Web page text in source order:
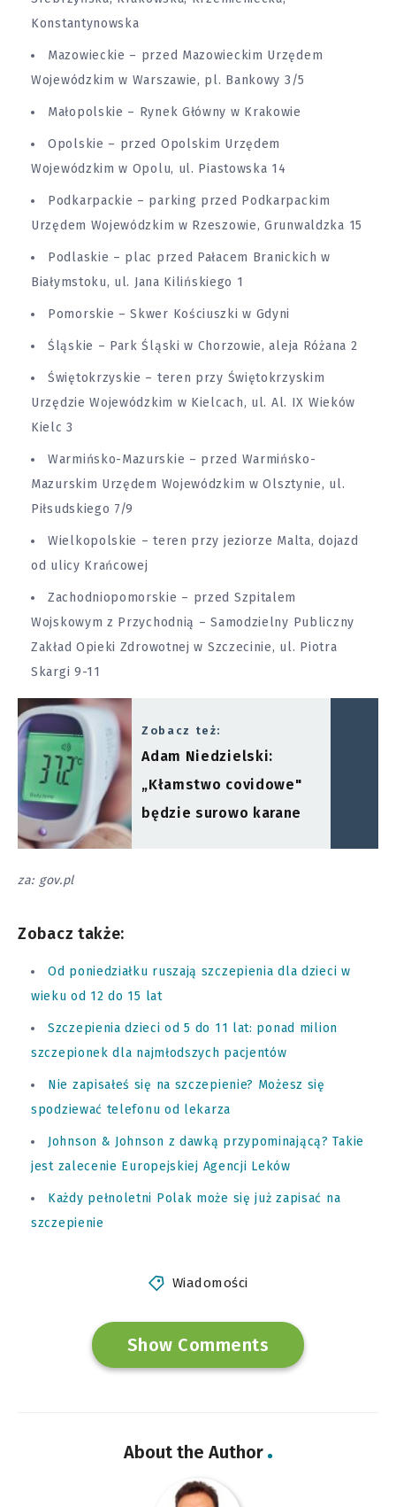
Konstantynowska
Mazowieckie – przed Mazowieckim Urzędem
Wojewódzkim w Warszawie, pl. Bankowy 3/5
Małopolskie – Rynek Główny w Krakowie
Opolskie – przed Opolskim Urzędem
Wojewódzkim w Opolu, ul. Piastowska 14
Podkarpackie – parking przed Podkarpackim
Urzędem Wojewódzkim w Rzeszowie, Grunwaldzka 15
Podlaskie – plac przed Pałacem Branickich w
Białymstoku, ul. Jana Kilińskiego 1
Pomorskie – Skwer Kościuszki w Gdyni
Śląskie – Park Śląski w Chorzowie, aleja Różana 2
Świętokrzyskie – teren przy Świętokrzyskim
Urzędzie Wojewódzkim w Kielcach, ul. Al. IX Wieków
Kielc 3
Warmińsko-Mazurskie – przed Warmińsko-
Mazurskim Urzędem Wojewódzkim w Olsztynie, ul.
Piłsudskiego 7/9
Wielkopolskie – teren przy jeziorze Malta, dojazd
od ulicy Krańcowej
Zachodniopomorskie – przed Szpitalem
Wojskowym z Przychodnią – Samodzielny Publiczny
Zakład Opieki Zdrowotnej w Szczecinie, ul. Piotra
Skargi 9-11
Zobacz też:
Adam Niedzielski:
„Kłamstwo covidowe"
będzie surowo karane
za: gov.pl
Zobacz także:
Od poniedziałku ruszają szczepienia dla dzieci w
wieku od 12 do 15 lat
Szczepienia dzieci od 5 do 11 lat: ponad milion
szczepionek dla najmłodszych pacjentów
Nie zapisałeś się na szczepienie? Możesz się
spodziewać telefonu od lekarza
Johnson & Johnson z dawką przypominającą? Takie
jest zalecenie Europejskiej Agencji Leków
Każdy pełnoletni Polak może się już zapisać na
szczepienie
Wiadomości
Show Comments
About the Author